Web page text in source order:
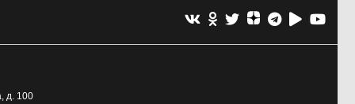
д. 100